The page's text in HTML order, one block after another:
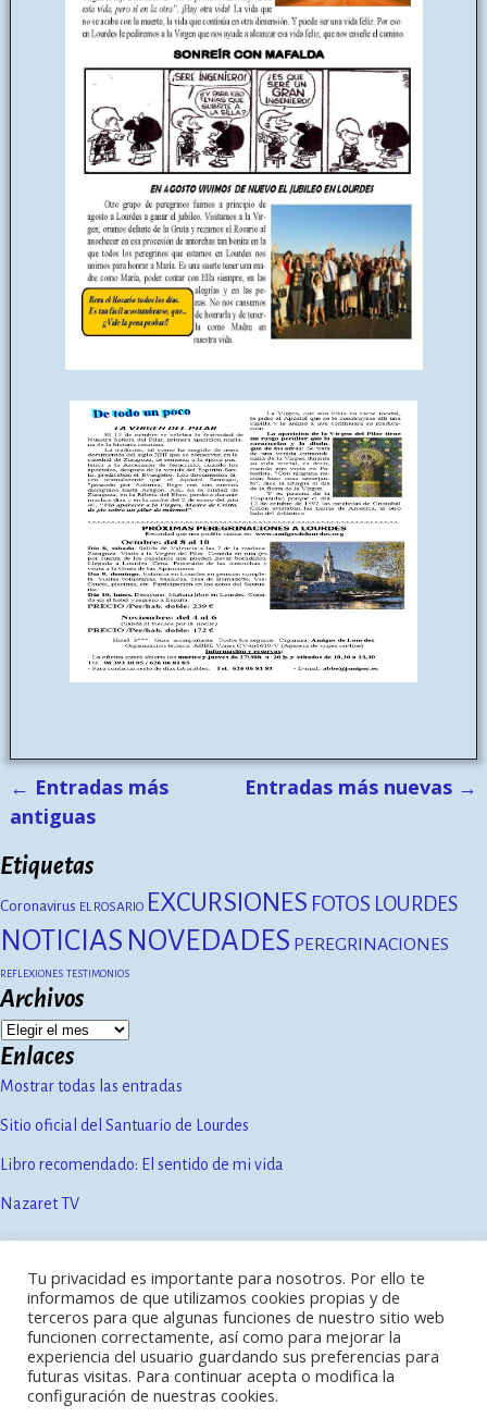
Navegación de entradas
← Entradas más
antiguas
Entradas más nuevas →
Etiquetas
Coronavirus EL ROSARIO EXCURSIONES FOTOS LOURDES
NOTICIAS NOVEDADES PEREGRINACIONES
REFLEXIONES TESTIMONIOS
Archivos
Enlaces
Mostrar todas las entradas
Sitio oficial del Santuario de Lourdes
Libro recomendado: El sentido de mi vida
Nazaret TV
Contacto
Política de privacidad
Aviso legal
Tu privacidad es importante para nosotros. Por ello te
informamos de que utilizamos cookies propias y de
terceros para que algunas funciones de nuestro sitio web
funcionen correctamente, así como para mejorar la
experiencia del usuario guardando sus preferencias para
futuras visitas. Para continuar acepta o modifica la
configuración de nuestras cookies.